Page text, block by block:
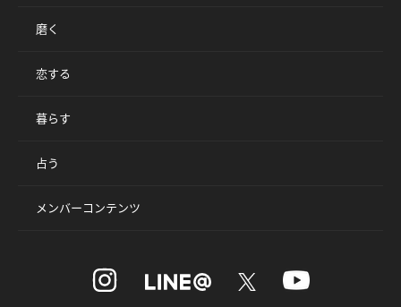
磨く
恋する
暮らす
占う
メンバーコンテンツ